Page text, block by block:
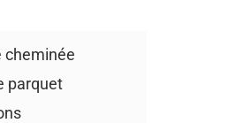
cheminée
parquet